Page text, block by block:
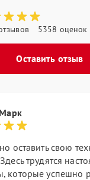
5358 оценок
Оставить отзыв
оставить свою
трудятся
которые успешно